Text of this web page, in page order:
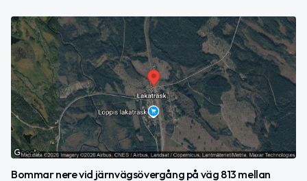
Bommar nere vid järnvägsövergång på väg 813 mellan